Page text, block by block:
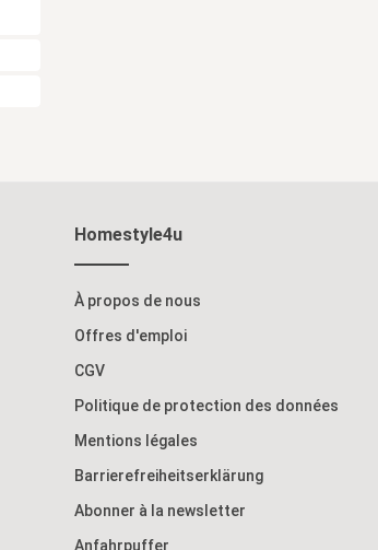
Homestyle4u
À propos de nous
Offres d'emploi
CGV
Politique de protection des données
Mentions légales
Barrierefreiheitserklärung
Abonner à la newsletter
Anfahrpuffer